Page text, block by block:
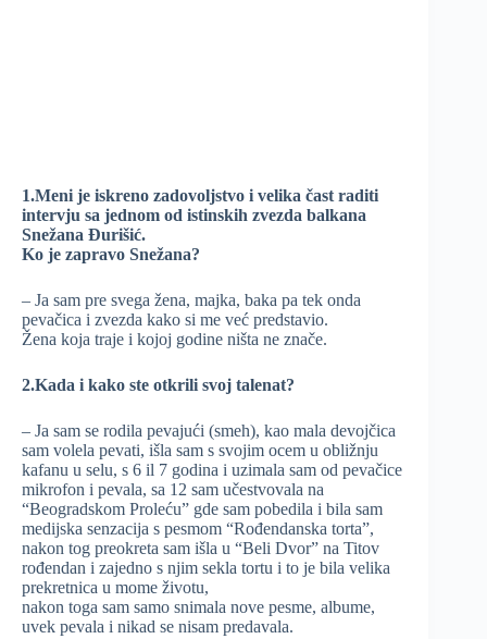
1.Meni je iskreno zadovoljstvo i velika čast raditi
intervju sa jednom od istinskih zvezda balkana
Snežana Đurišić.
Ko je zapravo Snežana?
– Ja sam pre svega žena, majka, baka pa tek onda
pevačica i zvezda kako si me već predstavio.
Žena koja traje i kojoj godine ništa ne znače.
2.Kada i kako ste otkrili svoj talenat?
– Ja sam se rodila pevajući (smeh), kao mala devojčica
sam volela pevati, išla sam s svojim ocem u obližnju
kafanu u selu, s 6 il 7 godina i uzimala sam od pevačice
mikrofon i pevala, sa 12 sam učestvovala na
“Beogradskom Proleću” gde sam pobedila i bila sam
medijska senzacija s pesmom “Rođendanska torta”,
nakon tog preokreta sam išla u “Beli Dvor” na Titov
rođendan i zajedno s njim sekla tortu i to je bila velika
prekretnica u mome životu,
nakon toga sam samo snimala nove pesme, albume,
uvek pevala i nikad se nisam predavala.